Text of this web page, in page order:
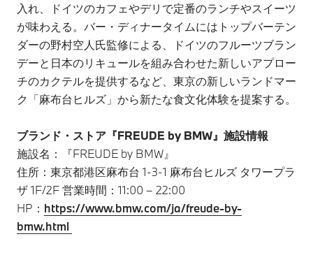
入れ、ドイツのカフェやデリで定番のランチやスイーツ
が味わえる。バー・ディナータイムにはトップバーテン
ダーの野村空人氏監修による、ドイツのフルーツブラン
デーと日本のリキュールを組み合わせた新しいアプロー
チのカクテルを提供するなど、東京の新しいランドマー
ク「麻布台ヒルズ」から新たな食文化体験を提案する。
ブランド・ストア『FREUDE by BMW』施設情報
施設名：『FREUDE by BMW』
住所：東京都港区麻布台 1-3-1 麻布台ヒルズ タワープラ
ザ 1F/2F 営業時間：11:00 – 22:00
HP： https://www.bmw.com/ja/freude-by-
bmw.html